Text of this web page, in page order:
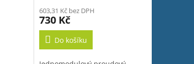
603,31 Kč bez DPH
730 Kč
Do košíku